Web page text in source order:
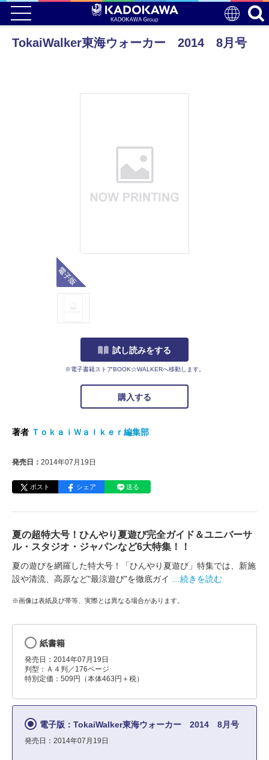
TokaiWalker東海ウォーカー 2014 8月号
試し読みをする
※電子書籍ストアBOOK☆WALKERへ移動します。
購入する
著者 ＴｏｋａｉＷａｌｋｅｒ編集部
発売日： 2014年07月19日
ポスト シェア 送る
夏の超特大号！ひんやり夏遊び完全ガイド＆ユニバーサ
ル・スタジオ・ジャパンなど6大特集！！
夏の遊びを網羅した特大号！「ひんやり夏遊び」特集では、新施
設や清流、高原など"最涼遊び"を徹底ガイ
…続きを読む
※画像は表紙及び帯等、実際とは異なる場合があります。
紙書籍
発売日：2014年07月19日
判型：Ａ４判／176ページ
特別定価：509円（本体463円＋税）
電子版：TokaiWalker東海ウォーカー 2014 8月号
発売日：2014年07月19日